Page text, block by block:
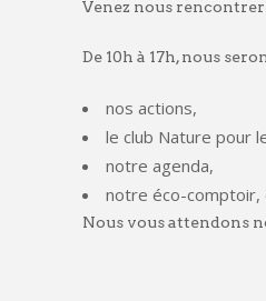
Venez nous
De 10h à 17h, nous
nos actions,
le club Nature pour
notre agenda,
notre éco-comptoir,
Nous vous attendons